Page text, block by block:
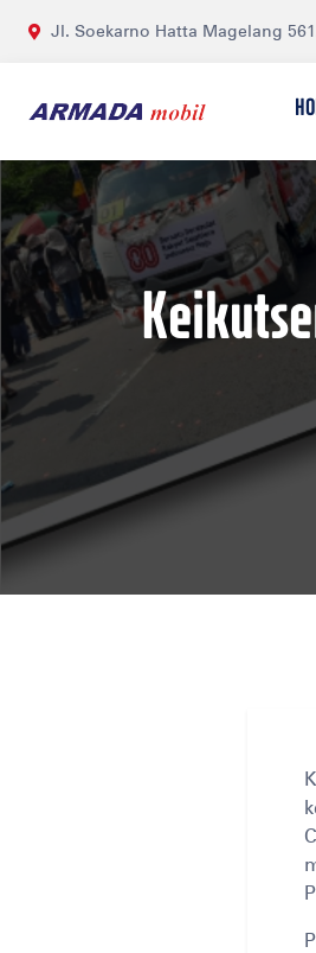
Jl. Soekarno Hatta Magelang